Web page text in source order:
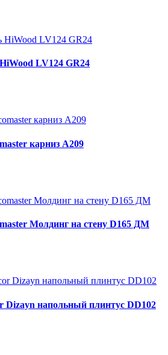
LV124 GR24
карниз A209
Молдинг на стену D165 ДМ
Dizayn напольный плинтус DD102